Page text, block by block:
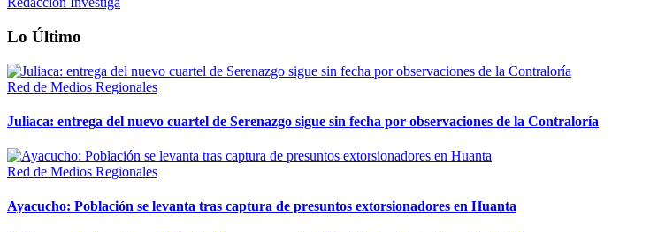
Lo Último
Red de Medios Regionales
Juliaca: entrega del nuevo cuartel de Serenazgo sigue sin fecha por observaciones de la Contraloría
Red de Medios Regionales
Ayacucho: Población se levanta tras captura de presuntos extorsionadores en Huanta